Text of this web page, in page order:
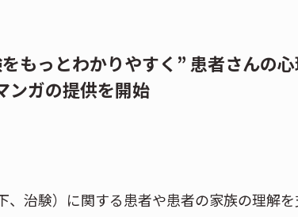
もっとわかりやすく” 患者さんの
ンガの提供を開始
治験）に関する患者や患者の家族の理解